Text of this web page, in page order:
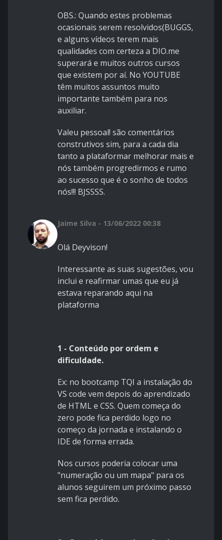
OBS.: Quando estes problemas
ocasionais serem resolvidos(BUGGS,
e alguns vídeos terem mais
qualidades com certeza a DIO.me
superará e muitos outros cursos
que existem por aí. No YOUTUBE
têm muitos assuntos muito
importante também para nos
auxiliar.
Valeu pessoal! são comentários
construtivos sim, para a cada dia
tanto a plataformar melhorar mais e
nós também progredirmos e rumo
ao sucesso que é o sonho de todos
nós!!! BJSSSS.
Jaime Silva - 13/06/2022 00:38
Olá Deyvison!
Interessante as suas sugestões, vou
inclui e reafirmar umas que eu já
estava reparando aqui na
plataforma
1 - Conteúdo por ordem e
dificuldade.
Ex: no bootcamp TQI a instalação do
VS code vem depois do aprendizado
de HTML e CSS. Quem começa do
zero pode fica perdido logo no
começo da jornada e instalando o
IDE de forma errada.
Nos cursos poderia colocar uma
"numeração ou um mapa" para os
alunos seguirem um próximo passo
sem fica perdido.